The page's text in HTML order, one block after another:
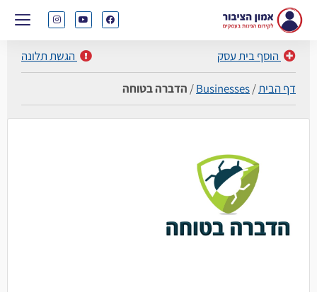
הוסף בית עסק הגשת תלונה
דף הבית/
Businesses
/ הדברה בטוחה